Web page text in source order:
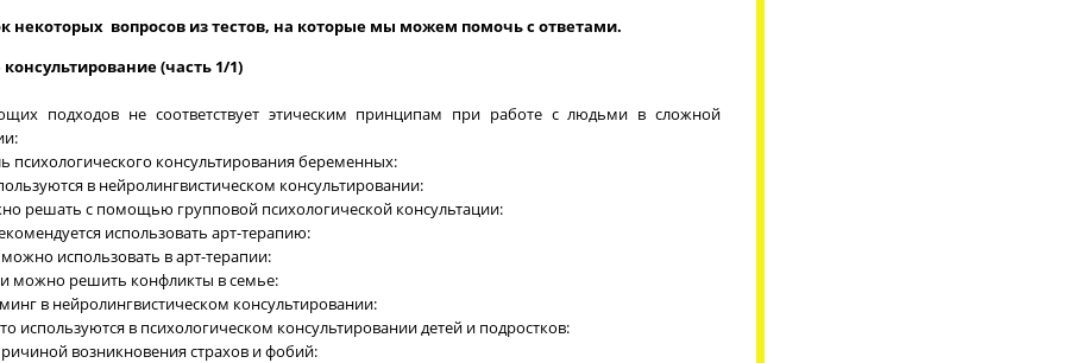
некоторых вопросов из тестов, на которые мы можем помочь с ответами.
(часть 1/1)
подходов не соответствует этическим принципам при работе с людьми в сложной
психологического консультирования беременных:
в нейролингвистическом консультировании:
решать с помощью групповой психологической консультации:
использовать арт-терапию:
использовать в арт-терапии:
можно решить конфликты в семье:
в нейролингвистическом консультировании:
используются в психологическом консультировании детей и подростков:
возникновения страхов и фобий: